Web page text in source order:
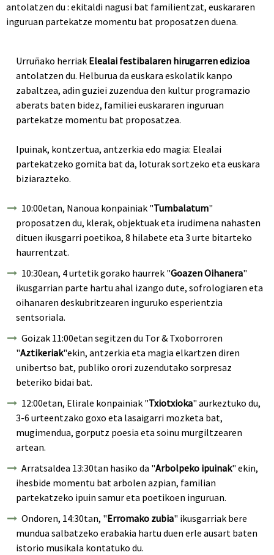
antolatzen du : ekitaldi nagusi bat familientzat, euskararen
inguruan partekatze momentu bat proposatzen duena.
Urruñako herriak Elealai festibalaren hirugarren edizioa
antolatzen du. Helburua da euskara eskolatik kanpo
zabaltzea, adin guziei zuzendua den kultur programazio
aberats baten bidez, familiei euskararen inguruan
partekatze momentu bat proposatzea.
Ipuinak, kontzertua, antzerkia edo magia: Elealai
partekatzeko gomita bat da, loturak sortzeko eta euskara
biziarazteko.
10:00etan, Nanoua konpainiak "Tumbalatum"
proposatzen du, klerak, objektuak eta irudimena nahasten
dituen ikusgarri poetikoa, 8 hilabete eta 3 urte bitarteko
haurrentzat.
10:30ean, 4 urtetik gorako haurrek "Goazen Oihanera"
ikusgarrian parte hartu ahal izango dute, sofrologiaren eta
oihanaren deskubritzearen inguruko esperientzia
sentsoriala.
Goizak 11:00etan segitzen du Tor & Txoborroren
"Aztikeriak"ekin, antzerkia eta magia elkartzen diren
unibertso bat, publiko orori zuzendutako sorpresaz
beteriko bidai bat.
12:00etan, Elirale konpainiak "Txiotxioka" aurkeztuko du,
3-6 urteentzako goxo eta lasaigarri mozketa bat,
mugimendua, gorputz poesia eta soinu murgiltzearen
artean.
Arratsaldea 13:30tan hasiko da "Arbolpeko ipuinak" ekin,
ihesbide momentu bat arbolen azpian, familian
partekatzeko ipuin samur eta poetikoen inguruan.
Ondoren, 14:30tan, "Erromako zubia" ikusgarriak bere
mundua salbatzeko erabakia hartu duen erle ausart baten
istorio musikala kontatuko du.